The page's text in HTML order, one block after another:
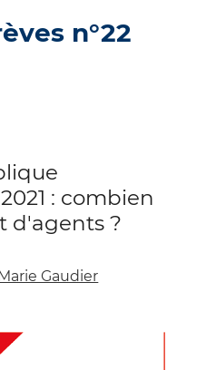
n°22
: combien
d'agents ?
Marie Gaudier